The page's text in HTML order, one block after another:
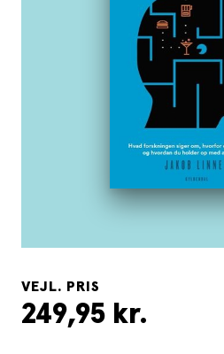
VEJL. PRIS
249,95 kr.